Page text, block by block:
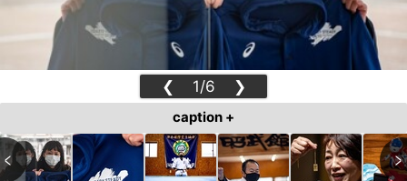
❮ 1/6 ❯
caption +